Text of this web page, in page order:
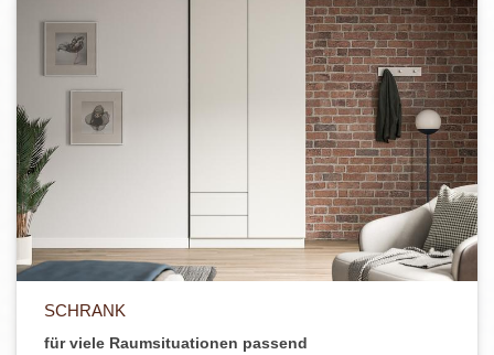
SCHRANK
für viele Raumsituationen passend